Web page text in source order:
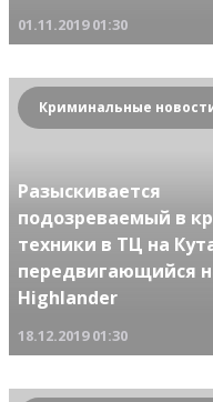
01.11.201901:30
Разыскивается
подозреваемый в
техники в ТЦ на
передвигающийся
Highlander
18.12.201901:30